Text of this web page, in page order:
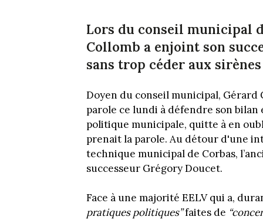
Lors du conseil municipal
Collomb a enjoint son
sans trop céder aux sirènes
Doyen du conseil municipal, Gérard
parole ce lundi à défendre son
politique municipale, quitte à en
prenait la parole. Au détour d'une
technique municipal de Corbas,
successeur Grégory Doucet.
Face à une majorité EELV qui a,
pratiques politiques”faites de